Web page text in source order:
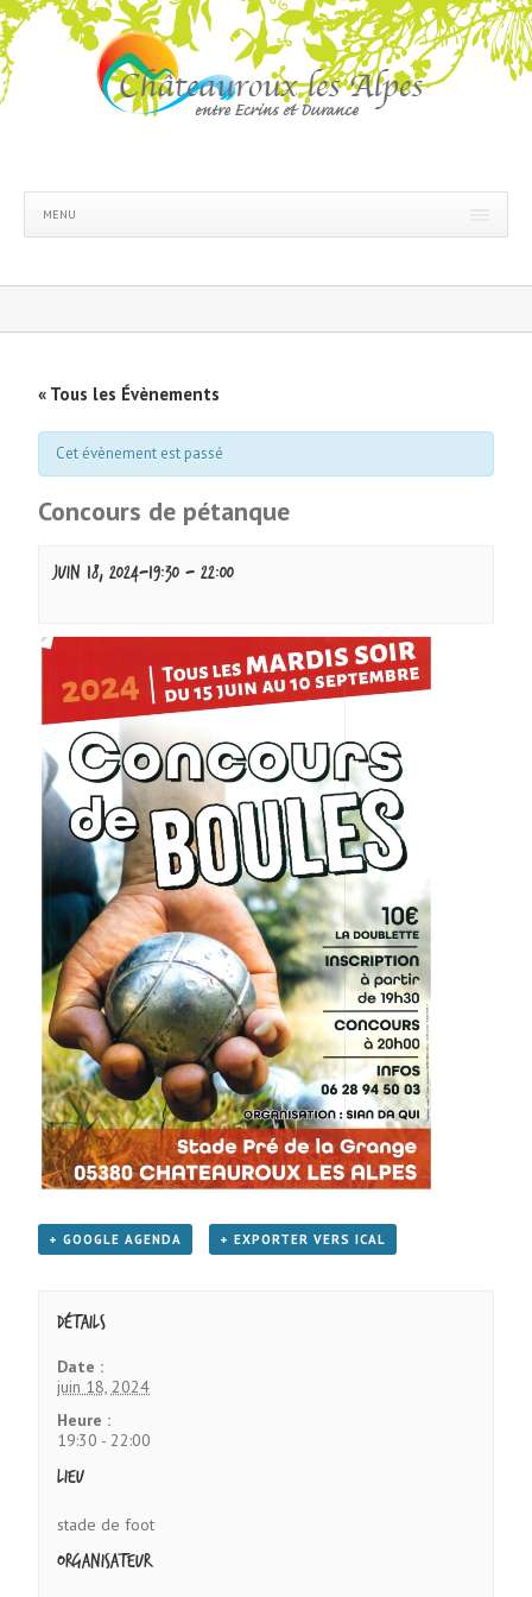
MENU
« Tous les Évènements
Cet évènement est passé
Concours de pétanque
juin 18, 2024-19:30 - 22:00
+ GOOGLE AGENDA + EXPORTER VERS ICAL
Détails
Date :
juin 18, 2024
Heure :
19:30 - 22:00
Lieu
stade de foot
Organisateur